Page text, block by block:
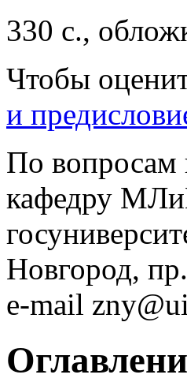
330 с.,
Чтобы
и
По вопросам
кафедру
Новгород,
e-mail